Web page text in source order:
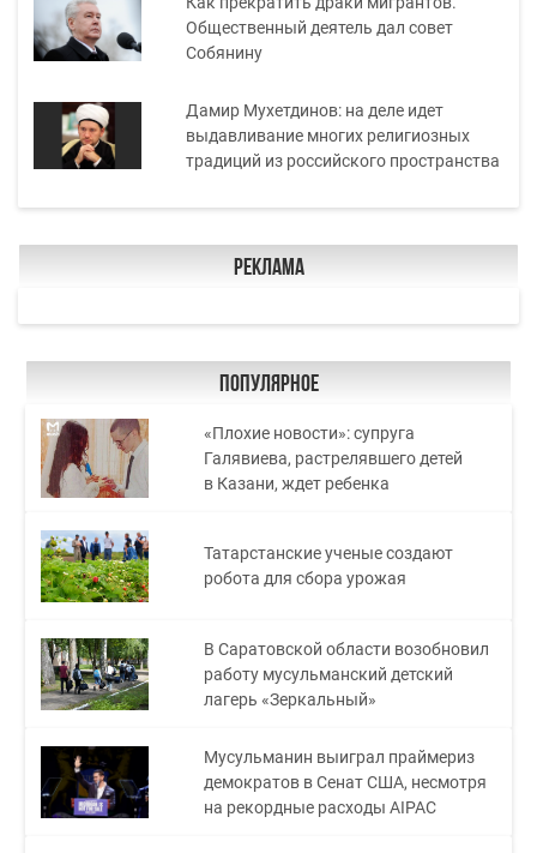
Общественный деятель дал совет
Собянину
Дамир Мухетдинов: на деле идет
выдавливание многих религиозных
традиций из российского пространства
Реклама
Популярное
«Плохие новости»: супруга
Галявиева, растрелявшего детей
в Казани, ждет ребенка
Татарстанские ученые создают
робота для сбора урожая
В Саратовской области возобновил
работу мусульманский детский
лагерь «Зеркальный»
Мусульманин выиграл праймериз
демократов в Сенат США, несмотря
на рекордные расходы AIPAC